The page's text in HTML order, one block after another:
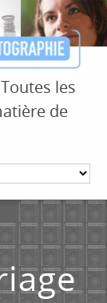
les
de